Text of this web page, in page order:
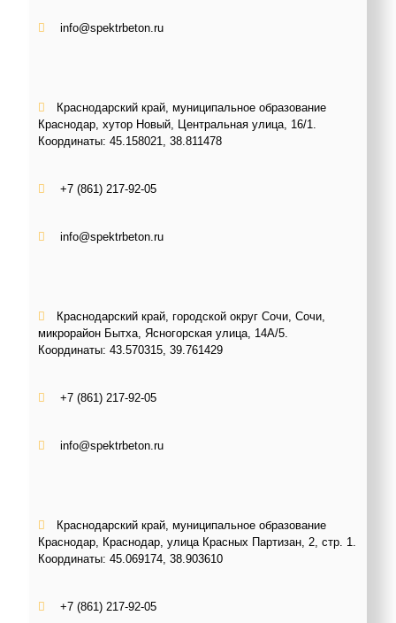
info@spektrbeton.ru
Краснодарский край, муниципальное образование
Краснодар, хутор Новый, Центральная улица, 16/1.
Координаты: 45.158021, 38.811478
+7 (861) 217-92-05
info@spektrbeton.ru
Краснодарский край, городской округ Сочи, Сочи,
микрорайон Бытха, Ясногорская улица, 14А/5.
Координаты: 43.570315, 39.761429
+7 (861) 217-92-05
info@spektrbeton.ru
Краснодарский край, муниципальное образование
Краснодар, Краснодар, улица Красных Партизан, 2, стр. 1.
Координаты: 45.069174, 38.903610
+7 (861) 217-92-05